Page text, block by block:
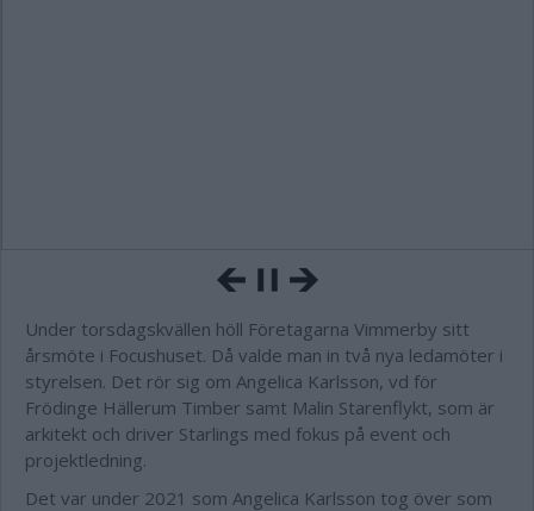
Under torsdagskvällen höll Företagarna Vimmerby sitt
årsmöte i Focushuset. Då valde man in två nya ledamöter i
styrelsen. Det rör sig om Angelica Karlsson, vd för
Frödinge Hällerum Timber samt Malin Starenflykt, som är
arkitekt och driver Starlings med fokus på event och
projektledning.
Det var under 2021 som Angelica Karlsson tog över som